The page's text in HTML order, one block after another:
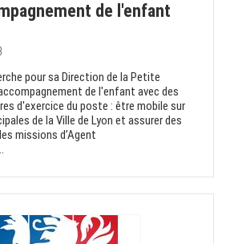
de l'enfant
pour sa Direction de la Petite
de l'enfant avec des
d'exercice du poste : être mobile sur
de la Ville de Lyon et assurer des
missions d’Agent